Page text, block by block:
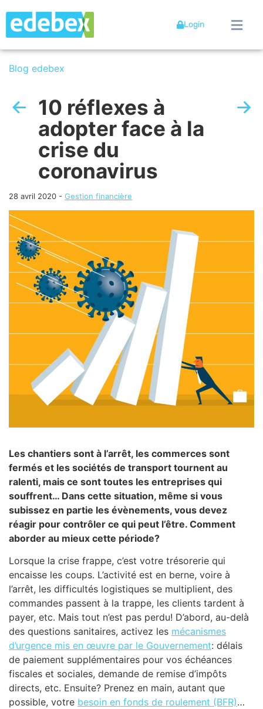
Login
Blog edebex
10 réflexes à
adopter face à la
crise du
coronavirus
28 avril 2020 - Gestion financière
Les chantiers sont à l’arrêt, les commerces sont
fermés et les sociétés de transport tournent au
ralenti, mais ce sont toutes les entreprises qui
souffrent… Dans cette situation, même si vous
subissez en partie les évènements, vous devez
réagir pour contrôler ce qui peut l’être. Comment
aborder au mieux cette période?
Lorsque la crise frappe, c’est votre trésorerie qui
encaisse les coups. L’activité est en berne, voire à
l’arrêt, les difficultés logistiques se multiplient, des
commandes passent à la trappe, les clients tardent à
payer, etc. Mais tout n’est pas perdu! D’abord, au-delà
des questions sanitaires, activez les mécanismes
d’urgence mis en œuvre par le Gouvernement: délais
de paiement supplémentaires pour vos échéances
fiscales et sociales, demande de remise d’impôts
directs, etc. Ensuite? Prenez en main, autant que
possible, votre besoin en fonds de roulement (BFR)…